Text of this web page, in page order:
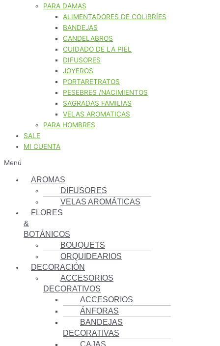
PARA DAMAS
ALIMENTADORES DE COLIBRÍES
BANDEJAS
CANDELABROS
CUIDADO DE LA PIEL
DIFUSORES
JOYEROS
PORTARETRATOS
PESEBRES /NACIMIENTOS
SAGRADAS FAMILIAS
VELAS AROMATICAS
PARA HOMBRES
SALE
MI CUENTA
Menú
AROMAS
DIFUSORES
VELAS AROMÁTICAS
FLORES
&
BOTÁNICOS
BOUQUETS
ORQUIDEARIOS
DECORACIÓN
ACCESORIOS
DECORATIVOS
ACCESORIOS
ÁNFORAS
BANDEJAS
DECORATIVAS